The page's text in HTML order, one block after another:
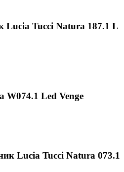
Lucia Tucci Natura 187.1 L
W074.1 Led Venge
Lucia Tucci Natura 073.1